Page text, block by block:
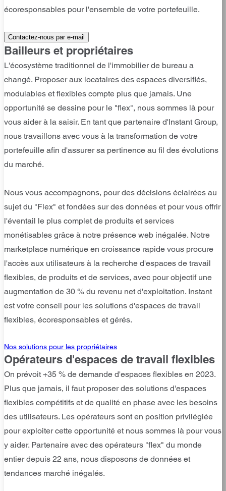
écoresponsables pour l'ensemble de votre portefeuille.
Contactez-nous par e-mail
Bailleurs et propriétaires
L'écosystème traditionnel de l'immobilier de bureau a
changé. Proposer aux locataires des espaces diversifiés,
modulables et flexibles compte plus que jamais. Une
opportunité se dessine pour le "flex", nous sommes là pour
vous aider à la saisir. En tant que partenaire d'Instant Group,
nous travaillons avec vous à la transformation de votre
portefeuille afin d'assurer sa pertinence au fil des évolutions
du marché.
Nous vous accompagnons, pour des décisions éclairées au
sujet du "Flex" et fondées sur des données et pour vous offrir
l'éventail le plus complet de produits et services
monétisables grâce à notre présence web inégalée. Notre
marketplace numérique en croissance rapide vous procure
l'accès aux utilisateurs à la recherche d'espaces de travail
flexibles, de produits et de services, avec pour objectif une
augmentation de 30 % du revenu net d'exploitation. Instant
est votre conseil pour les solutions d'espaces de travail
flexibles, écoresponsables et gérés.
Nos solutions pour les propriétaires
Opérateurs d'espaces de travail flexibles
On prévoit +35 % de demande d'espaces flexibles en 2023.
Plus que jamais, il faut proposer des solutions d'espaces
flexibles compétitifs et de qualité en phase avec les besoins
des utilisateurs. Les opérateurs sont en position privilégiée
pour exploiter cette opportunité et nous sommes là pour vous
y aider. Partenaire avec des opérateurs "flex" du monde
entier depuis 22 ans, nous disposons de données et
tendances marché inégalés.